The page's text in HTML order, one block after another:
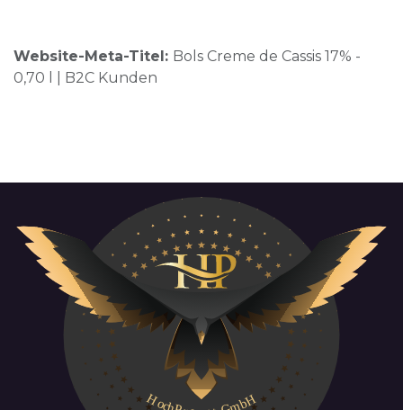
Website-Meta-Titel: Bols Creme de Cassis 17% -
0,70 l | B2C Kunden